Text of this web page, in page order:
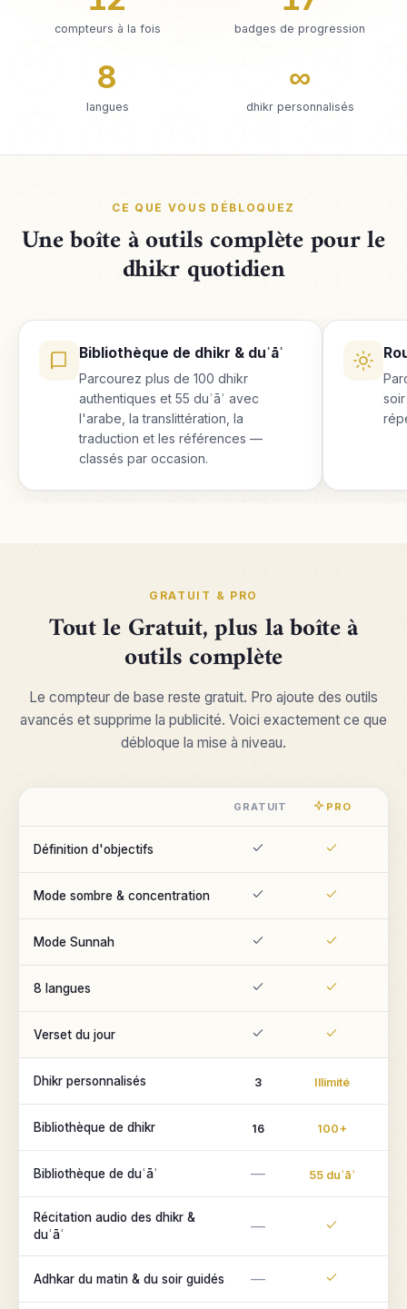
compteurs à la fois badges de progression
8
langues
∞
dhikr personnalisés
CE QUE VOUS DÉBLOQUEZ
Une boîte à outils complète pour le
dhikr quotidien
Bibliothèque de dhikr & duʿāʾ
Parcourez plus de 100 dhikr
authentiques et 55 duʿāʾ avec
l'arabe, la translittération, la
traduction et les références —
classés par occasion.
GRATUIT & PRO
Tout le Gratuit, plus la boîte à
outils complète
Le compteur de base reste gratuit. Pro ajoute des outils
avancés et supprime la publicité. Voici exactement ce que
débloque la mise à niveau.
GRATUIT PRO
Définition d'objectifs
Mode sombre & concentration
Mode Sunnah
8 langues
Verset du jour
Dhikr personnalisés 3 Illimité
Bibliothèque de dhikr 16 100+
Bibliothèque de duʿāʾ — 55 duʿāʾ
Récitation audio des dhikr &
duʿāʾ
—
Adhkar du matin & du soir guidés —